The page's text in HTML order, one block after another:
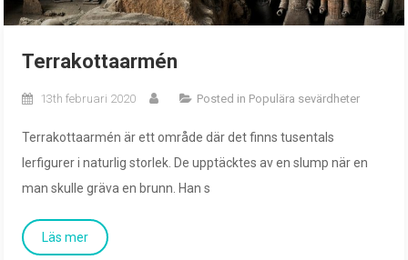
Terrakottaarmén
13th februari 2020 Posted in Populära sevärdheter
Terrakottaarmén är ett område där det finns tusentals
lerfigurer i naturlig storlek. De upptäcktes av en slump när en
man skulle gräva en brunn. Han s